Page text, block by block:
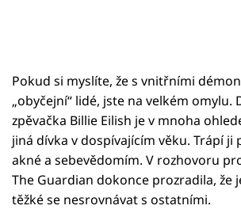
Pokud si myslíte, že s vnitřními
„obyčejní“ lidé, jste na velkém omylu.
zpěvačka Billie Eilish je v mnoha
jiná dívka v dospívajícím věku. Trápí ji
akné a sebevědomím. V rozhovoru
The Guardian dokonce prozradila, že
těžké se nesrovnávat s ostatními.